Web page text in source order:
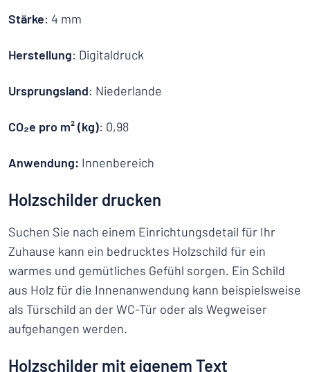
Stärke: 4 mm
Herstellung: Digitaldruck
Ursprungsland: Niederlande
CO₂e pro m² (kg): 0,98
Anwendung: Innenbereich
Holzschilder drucken
Suchen Sie nach einem Einrichtungsdetail für Ihr
Zuhause kann ein bedrucktes Holzschild für ein
warmes und gemütliches Gefühl sorgen. Ein Schild
aus Holz für die Innenanwendung kann beispielsweise
als Türschild an der WC-Tür oder als Wegweiser
aufgehangen werden.
Holzschilder mit eigenem Text